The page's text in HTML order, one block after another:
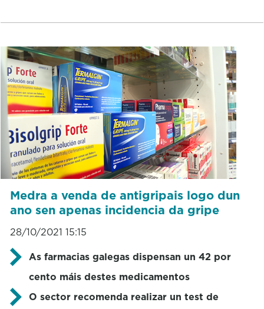
Medra a venda de antigripais logo dun
ano sen apenas incidencia da gripe
28/10/2021 15:15
As farmacias galegas dispensan un 42 por
cento máis destes medicamentos
O sector recomenda realizar un test de